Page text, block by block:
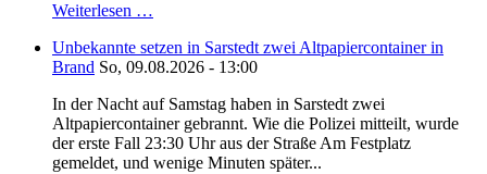
Weiterlesen …
Unbekannte setzen in Sarstedt zwei Altpapiercontainer in
Brand So, 09.08.2026 - 13:00
In der Nacht auf Samstag haben in Sarstedt zwei
Altpapiercontainer gebrannt. Wie die Polizei mitteilt, wurde
der erste Fall 23:30 Uhr aus der Straße Am Festplatz
gemeldet, und wenige Minuten später...